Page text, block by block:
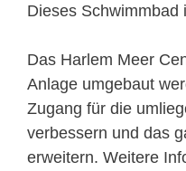
Dieses Schwimmbad
Das Harlem Meer
Anlage umgebaut
Zugang für die
verbessern und das
erweitern. Weitere